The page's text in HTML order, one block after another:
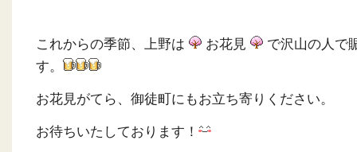
これからの季節、上野は お花見
で沢山の人で
す。
お花見がてら、御徒町にもお立ち寄りください。
お待ちいたしております！